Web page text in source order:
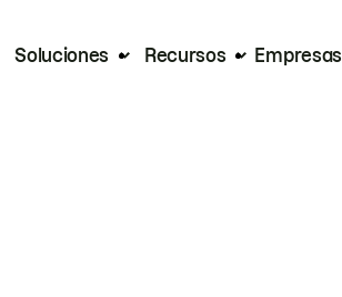
Soluciones Recursos Empresas